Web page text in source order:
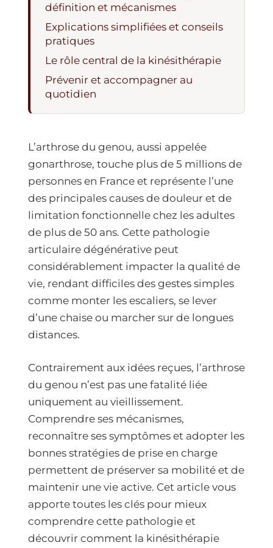
définition et mécanismes
Explications simplifiées et conseils
pratiques
Le rôle central de la kinésithérapie
Prévenir et accompagner au
quotidien
L’arthrose du genou, aussi appelée
gonarthrose, touche plus de 5 millions de
personnes en France et représente l’une
des principales causes de douleur et de
limitation fonctionnelle chez les adultes
de plus de 50 ans. Cette pathologie
articulaire dégénérative peut
considérablement impacter la qualité de
vie, rendant difficiles des gestes simples
comme monter les escaliers, se lever
d’une chaise ou marcher sur de longues
distances.
Contrairement aux idées reçues, l’arthrose
du genou n’est pas une fatalité liée
uniquement au vieillissement.
Comprendre ses mécanismes,
reconnaître ses symptômes et adopter les
bonnes stratégies de prise en charge
permettent de préserver sa mobilité et de
maintenir une vie active. Cet article vous
apporte toutes les clés pour mieux
comprendre cette pathologie et
découvrir comment la kinésithérapie